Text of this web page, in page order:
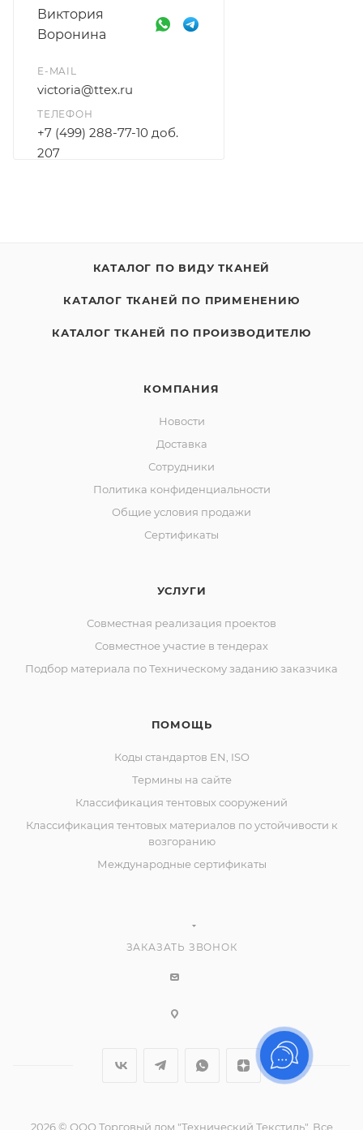
Виктория
Воронина
E-MAIL
victoria@ttex.ru
ТЕЛЕФОН
+7 (499) 288-77-10 доб.
207
КАТАЛОГ ПО ВИДУ ТКАНЕЙ
КАТАЛОГ ТКАНЕЙ ПО ПРИМЕНЕНИЮ
КАТАЛОГ ТКАНЕЙ ПО ПРОИЗВОДИТЕЛЮ
КОМПАНИЯ
Новости
Доставка
Сотрудники
Политика конфиденциальности
Общие условия продажи
Сертификаты
УСЛУГИ
Совместная реализация проектов
Совместное участие в тендерах
Подбор материала по Техническому заданию заказчика
ПОМОЩЬ
Коды стандартов EN, ISO
Термины на сайте
Классификация тентовых сооружений
Классификация тентовых материалов по устойчивости к
возгоранию
Международные сертификаты
ЗАКАЗАТЬ ЗВОНОК
2026 © ООО Торговый дом "Технический Текстиль", Все